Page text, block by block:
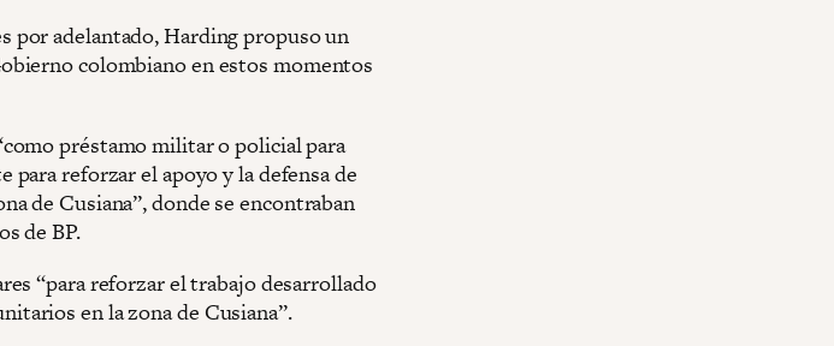
por adelantado, Harding propuso un
colombiano en estos momentos
préstamo militar o policial para
para reforzar el apoyo y la defensa de
de Cusiana”, donde se encontraban
de BP.
“para reforzar el trabajo desarrollado
en la zona de Cusiana”.